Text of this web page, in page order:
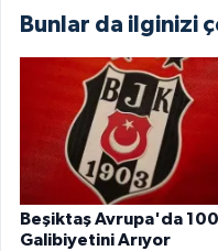
Bunlar da ilginizi
Beşiktaş Avrupa'da
Galibiyetini Arıyor